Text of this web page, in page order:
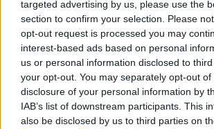
targeted advertising by us, please use the
section to confirm your selection. Please
opt-out request is processed you may
interest-based ads based on personal
us or personal information disclosed to
your opt-out. You may separately opt-out
disclosure of your personal information by
IAB’s list of downstream participants. This
also be disclosed by us to third parties on